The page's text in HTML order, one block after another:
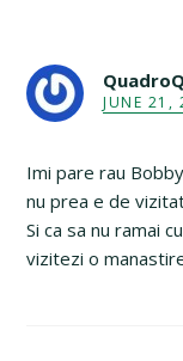
QuadroQ
JUNE 21,
Imi pare rau
nu prea e de
Si ca sa nu ramai
vizitezi o